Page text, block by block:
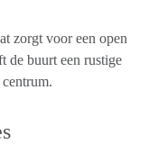
zorgt voor een open
de buurt een rustige